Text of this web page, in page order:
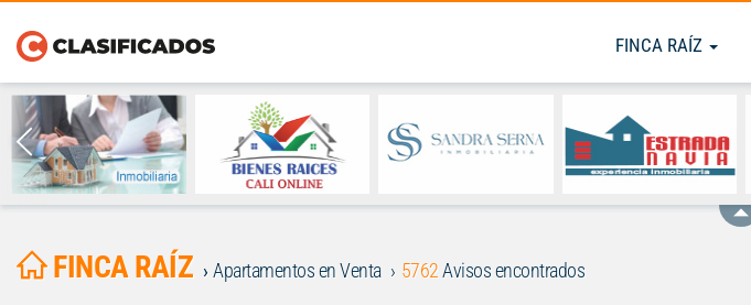
FINCA RAÍZ
FINCA RAÍZ Apartamentos en Venta 5762Avisos encontrados